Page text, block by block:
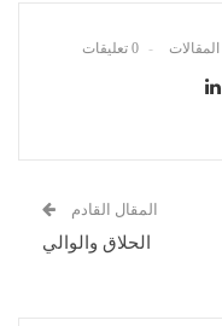
0 تعليقات
المقال القادم
الحلاق والوالي